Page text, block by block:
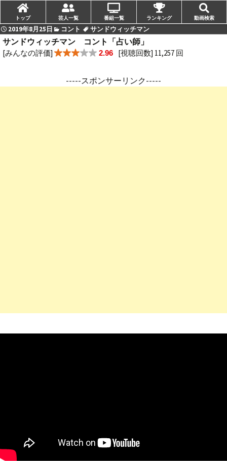
2019年8月25日 コント
サンドウィッチマン
サンドウィッチマン コント「占い師」
[みんなの評価] 2.96 [視聴回数] 11,257 回
-----スポンサーリンク-----
トップ 芸人一覧 番組一覧 ランキング 動画検索